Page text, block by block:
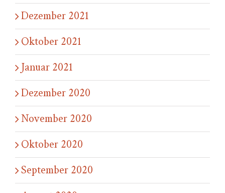
Dezember 2021
Oktober 2021
Januar 2021
Dezember 2020
November 2020
Oktober 2020
September 2020